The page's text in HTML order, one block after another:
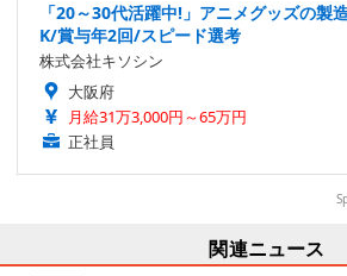
「20～30代活躍中!」アニメグッズの製
K/賞与年2回/スピード選考
株式会社キソシン
大阪府
月給31万3,000円～65万円
正社員
関連ニュース